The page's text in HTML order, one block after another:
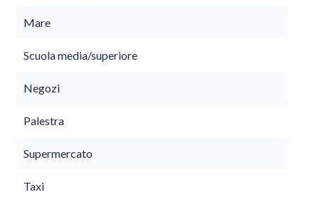
Mare
Scuola media/superiore
Negozi
Palestra
Supermercato
Taxi